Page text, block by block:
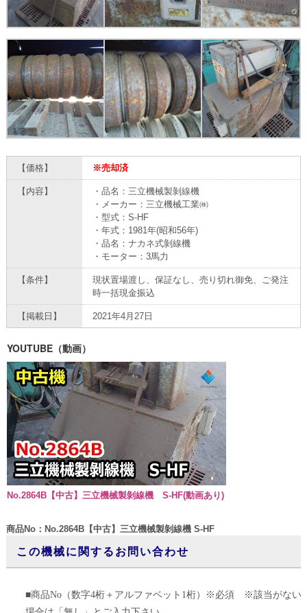
【価格】 ※売却済
【内容】
・品名：三立機械製剝線機
・メーカー：三立機械工業㈱
・型式：S-HF
・年式：1981年(昭和56年)
・品名：ナカネ式剝線機
・モーター：3馬力
【条件】
現状置場渡し、保証なし、売り切れ御免、ご発注
時一括現金振込
【掲載日】 2021年4月27日
YOUTUBE（動画）
No.2864B【中古】三立機械製剝線機 S-HF(動画あり)
商品No：No.2864B【中古】三立機械製剝線機 S-HF
この機械に関するお問い合わせ